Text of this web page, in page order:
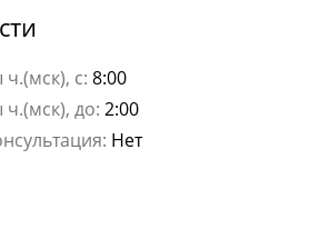
ч.(мск), с:8:00
ч.(мск), до:2:00
Нет